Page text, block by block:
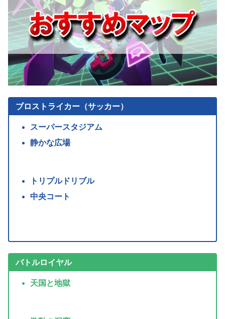
ブロストライカー（サッカー）
スーパースタジアム
静かな広場
トリプルドリブル
中央コート
バトルロイヤル
天国と地獄